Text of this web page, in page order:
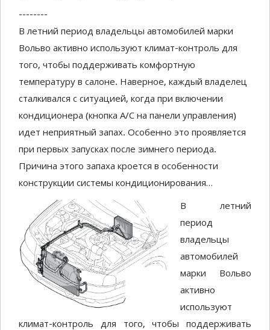
--------
В летний период владельцы автомобилей марки
Вольво активно используют климат-контроль для
того, чтобы поддерживать комфортную
температуру в салоне. Наверное, каждый владелец
сталкивался с ситуацией, когда при включении
кондиционера (кнопка А/С на панели управления)
идет неприятный запах. Особенно это проявляется
при первых запусках после зимнего периода.
Причина этого запаха кроется в особенности
конструкции системы кондиционирования…
В летний
период
владельцы
автомобилей
марки Вольво
активно
используют
климат-контроль для того, чтобы поддерживать